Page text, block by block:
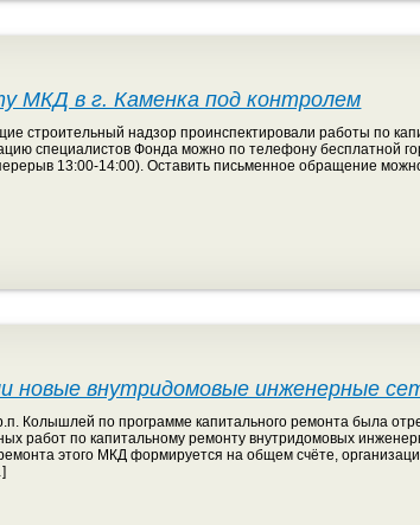
МКД в г. Каменка под контролем
строительный надзор проинспектировали работы по
специалистов Фонда можно по телефону бесплатной
13:00-14:00). Оставить письменное обращение
новые внутридомовые инженерные
Колышлей по программе капитального ремонта была
работ по капитальному ремонту внутридомовых
этого МКД формируется на общем счёте,